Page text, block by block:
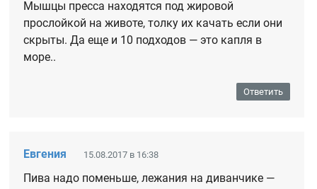
Мышцы пресса находятся под жировой
прослойкой на животе, толку их качать если они
скрыты. Да еще и 10 подходов — это капля в
море..
Ответить
Евгения 15.08.2017 в 16:38
Пива надо поменьше, лежания на диванчике —